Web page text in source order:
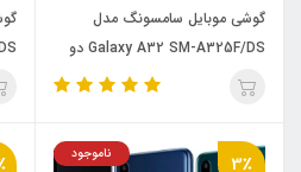
گوشی موبایل سامسونگ مدل
Galaxy A32 SM-A325F/DS دو
سیم‌کارت ظرفیت 128 گیگابایت و رم
3٪ ناموجود